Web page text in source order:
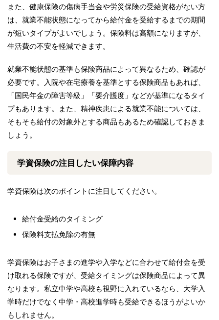
また、健康保険の傷病手当金や労災保険の受給資格がない方
は、就業不能状態になってから給付金を受給するまでの期間
が短いタイプがよいでしょう。保険料は高額になりますが、
生活費の不安を軽減できます。
就業不能状態の基準も保険商品によって異なるため、確認が
必要です。入院や在宅療養を基準とする保険商品もあれば、
「国民年金の障害等級」「要介護度」などが基準になるタイ
プもあります。また、精神疾患による就業不能については、
そもそも給付の対象外とする商品もあるため確認しておきま
しょう。
学資保険の注目したい保障内容
学資保険は次のポイントに注目してください。
給付金受給のタイミング
保険料支払免除の有無
学資保険はお子さまの進学や入学などに合わせて給付金を受
け取れる保険ですが、受給タイミングは保険商品によって異
なります。私立中学や高校も視野に入れているなら、大学入
学時だけでなく中学・高校進学時も受給できるほうがよいか
もしれません。